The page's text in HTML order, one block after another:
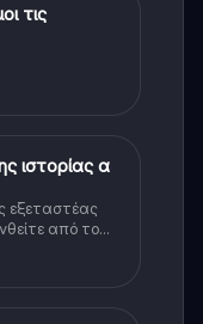
τις
ιστορίας α
εξεταστέας
από το